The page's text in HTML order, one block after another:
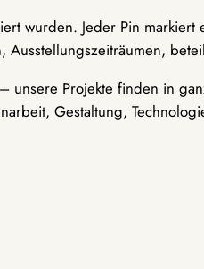
wurden. Jeder Pin
Projekte finden in
Gestaltung,